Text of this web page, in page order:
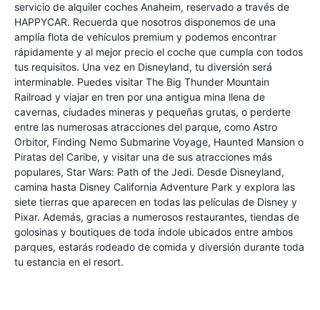
servicio de alquiler coches Anaheim, reservado a través de
HAPPYCAR. Recuerda que nosotros disponemos de una
amplía flota de vehículos premium y podemos encontrar
rápidamente y al mejor precio el coche que cumpla con todos
tus requisitos. Una vez en Disneyland, tu diversión será
interminable. Puedes visitar The Big Thunder Mountain
Railroad y viajar en tren por una antigua mina llena de
cavernas, ciudades mineras y pequeñas grutas, o perderte
entre las numerosas atracciones del parque, como Astro
Orbitor, Finding Nemo Submarine Voyage, Haunted Mansion o
Piratas del Caribe, y visitar una de sus atracciones más
populares, Star Wars: Path of the Jedi. Desde Disneyland,
camina hasta Disney California Adventure Park y explora las
siete tierras que aparecen en todas las películas de Disney y
Pixar. Además, gracias a numerosos restaurantes, tiendas de
golosinas y boutiques de toda índole ubicados entre ambos
parques, estarás rodeado de comida y diversión durante toda
tu estancia en el resort.